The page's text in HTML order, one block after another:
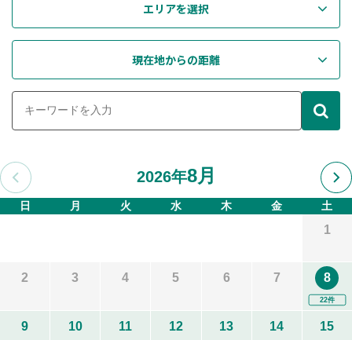
エリアを選択
現在地からの距離
2026年8月
日 月 火 水 木 金 土
1
2 3 4 5 6 7 8
22件
9 10 11 12 13 14 15